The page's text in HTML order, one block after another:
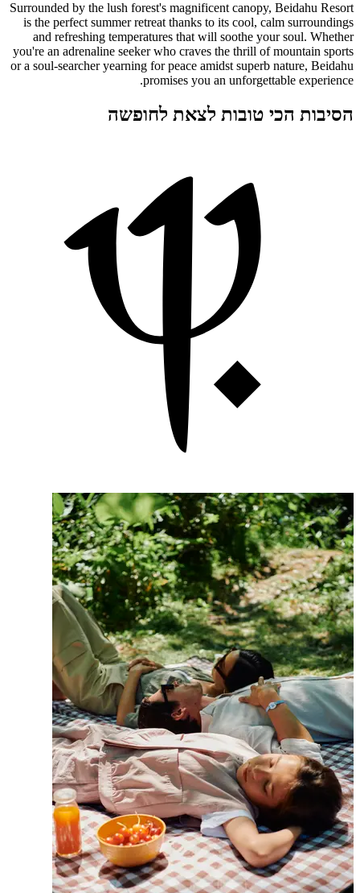
Surrounded by the lush forest's magnificent canopy, Beidahu Resort
is the perfect summer retreat thanks to its cool, calm surroundings
and refreshing temperatures that will soothe your soul. Whether
you're an adrenaline seeker who craves the thrill of mountain sports
or a soul-searcher yearning for peace amidst superb nature, Beidahu
promises you an unforgettable experience.
הסיבות הכי טובות לצאת לחופשה